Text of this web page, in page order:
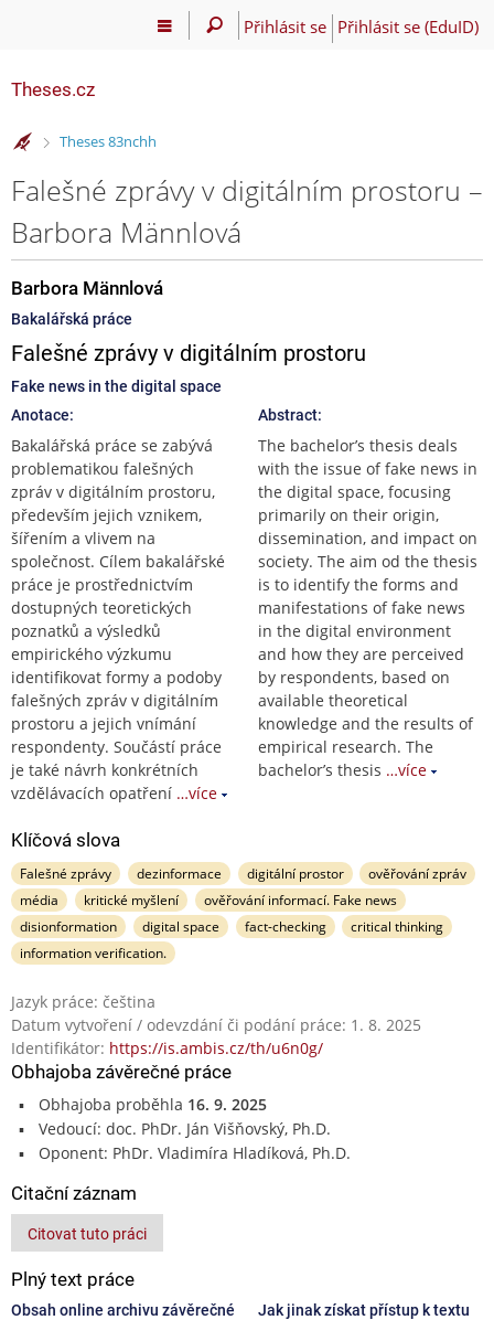
Přihlásit se Přihlásit se (EduID)
Theses.cz
>
Theses 83nchh
Falešné zprávy v digitálním prostoru –
Barbora Männlová
Barbora Männlová
Bakalářská práce
Falešné zprávy v digitálním prostoru
Fake news in the digital space
Anotace:
Bakalářská práce se zabývá
problematikou falešných
zpráv v digitálním prostoru,
především jejich vznikem,
šířením a vlivem na
společnost. Cílem bakalářské
práce je prostřednictvím
dostupných teoretických
poznatků a výsledků
empirického výzkumu
identifikovat formy a podoby
falešných zpráv v digitálním
prostoru a jejich vnímání
respondenty. Součástí práce
je také návrh konkrétních
vzdělávacích opatření …více
Abstract:
The bachelor’s thesis deals
with the issue of fake news in
the digital space, focusing
primarily on their origin,
dissemination, and impact on
society. The aim od the thesis
is to identify the forms and
manifestations of fake news
in the digital environment
and how they are perceived
by respondents, based on
available theoretical
knowledge and the results of
empirical research. The
bachelor’s thesis …více
Klíčová slova
Falešné zprávy dezinformace digitální prostor
ověřování zpráv
média
kritické myšlení
ověřování informací. Fake news
disionformation
digital space fact-checking
critical thinking
information verification.
Jazyk práce: čeština
Datum vytvoření / odevzdání či podání práce: 1. 8. 2025
Identifikátor: https://is.ambis.cz/th/u6n0g/
Obhajoba závěrečné práce
Obhajoba proběhla 16. 9. 2025
Vedoucí: doc. PhDr. Ján Višňovský, Ph.D.
Oponent: PhDr. Vladimíra Hladíková, Ph.D.
Citační záznam
Citovat tuto práci
Plný text práce
Obsah online archivu závěrečné
Jak jinak získat přístup k textu